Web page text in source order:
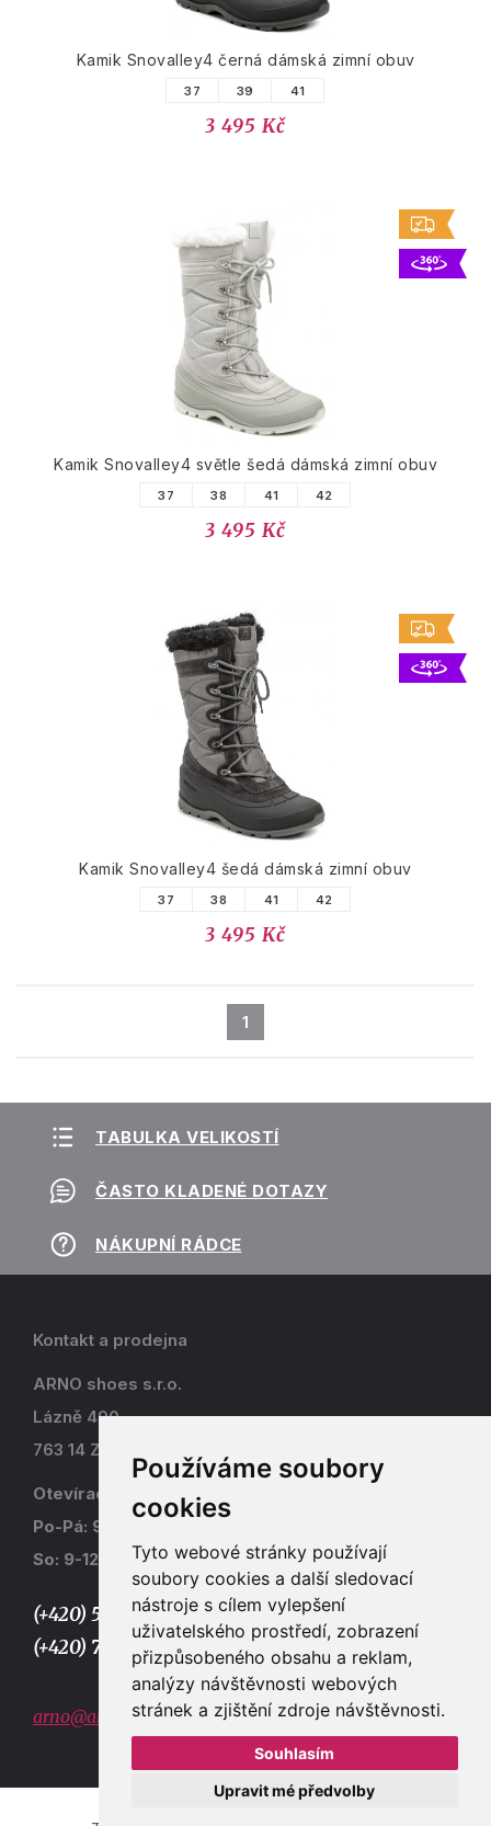
Používáme soubory
cookies
Tyto webové stránky používají
soubory cookies a další sledovací
nástroje s cílem vylepšení
uživatelského prostředí, zobrazení
přizpůsobeného obsahu a reklam,
analýzy návštěvnosti webových
stránek a zjištění zdroje návštěvnosti.
Souhlasím
Upravit mé předvolby
Kamik Snovalley4 černá dámská zimní obuv
37 39 41
3 495 Kč
Kamik Snovalley4 světle šedá dámská zimní obuv
37 38 41 42
3 495 Kč
Kamik Snovalley4 šedá dámská zimní obuv
37 38 41 42
3 495 Kč
1
TABULKA VELIKOSTÍ
ČASTO KLADENÉ DOTAZY
NÁKUPNÍ RÁDCE
Kontakt a prodejna
ARNO shoes s.r.o.
Lázně 490
763 14 Zlín - Kostelec
Otevírací doba
Po-Pá: 9-17
So: 9-12
(+420) 577 915 036,
(+420) 773 667 390
arno@arno.cz